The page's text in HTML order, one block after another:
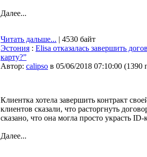
Далее...
Читать дальше... | 4530 байт
Эстония : Elisa отказалась завершить
карту?”
Автор: calipso в 05/06/2018 07:10:00 (1390
Клиентка хотела завершить контракт
клиентов сказали, что расторгнуть
сказано, что она могла просто украсть
Далее...